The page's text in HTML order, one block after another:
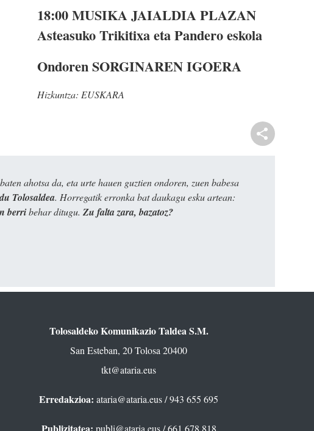
18:00MUSIKA JAIALDIA PLAZAN
Asteasuko Trikitixa eta Pandero eskola
OndorenSORGINAREN IGOERA
Hizkuntza: EUSKARA
ahotsa da, eta urte hauen guztien ondoren, zuen babesa
Tolosaldea. Horregatik erronka bat daukagu esku artean:
berribehar ditugu. Zu falta zara, bazatoz?
Tolosaldeko Komunikazio Taldea S.M.
San Esteban, 20 Tolosa 20400
tkt@ataria.eus
Erredakzioa: ataria@ataria.eus/ 943 655 695
publi@ataria.eus/ 661 678 818